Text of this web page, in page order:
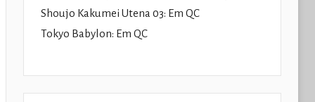
Shoujo Kakumei Utena 03: Em QC
Tokyo Babylon: Em QC